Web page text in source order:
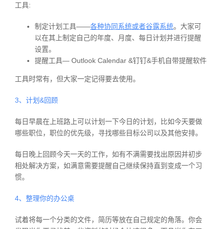
工具:
制定计划工具——各种协同系统或者谷露系统。大家可
以在其上制定自己的年度、月度、每日计划并进行提醒
设置。
提醒工具— Outlook Calendar &钉钉&手机自带提醒软件
工具时常有，但大家一定记得要去使用。
3、计划&回顾
每日早晨在上班路上可以计划一下今日的计划，比如今天要做
哪些职位，职位的优先级，寻找哪些目标公司以及其他安排。
每日晚上回顾今天一天的工作，如有不满需要找出原因并初步
相处解决方案，如满意需要提醒自己继续保持直到变成一个习
惯。
4、整理你的办公桌
试着将每一个分类的文件，简历等放在自己规定的角落。你会